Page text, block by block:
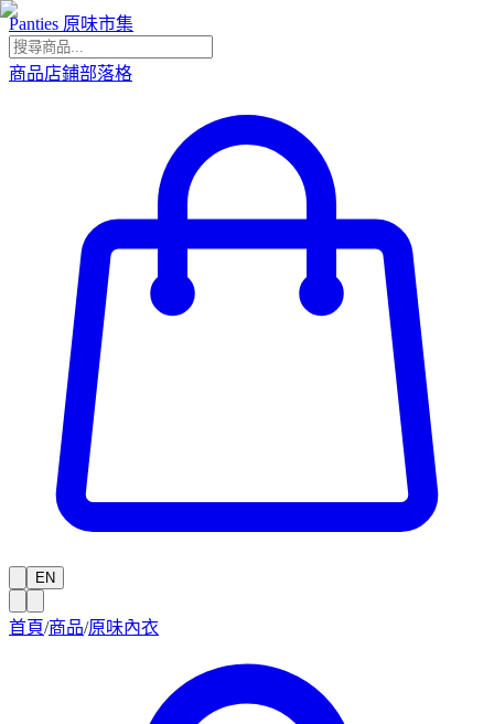
Panties 原味市集
商品店鋪部落格
EN
首頁/商品/原味內衣